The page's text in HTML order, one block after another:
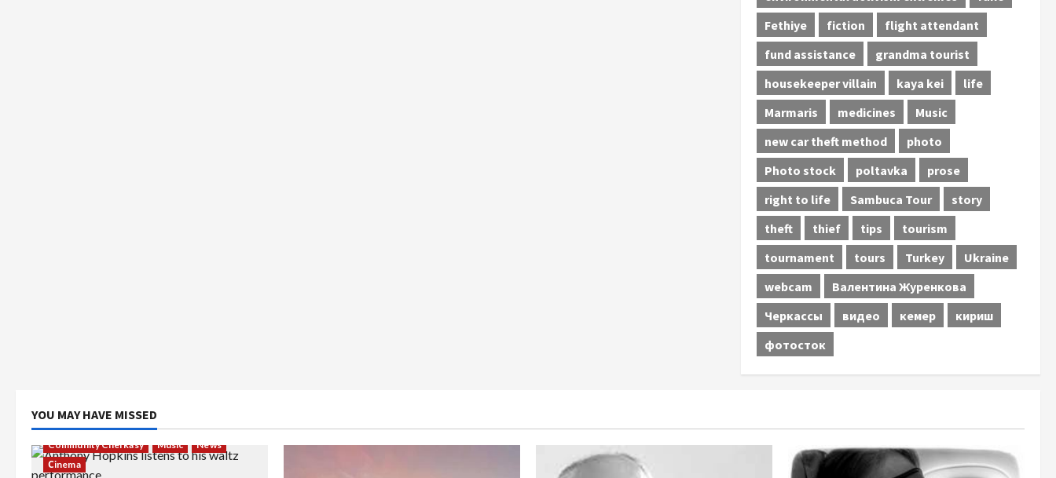
Fethiye
fiction
flight attendant
fund assistance
grandma tourist
housekeeper villain
kaya kei
life
Marmaris
medicines
Music
new car theft method
photo
Photo stock
poltavka
prose
right to life
Sambuca Tour
story
theft
thief tips
tourism
tournament
tours Turkey
Ukraine
webcam
Валентина Журенкова
Черкассы
видео кемер
кириш
фотосток
YOU MAY HAVE MISSED
Community Cherkasy Music
News
Сinema